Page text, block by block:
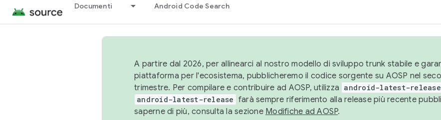
Documenti Android Code Search
A partire dal 2026, per allinearci al nostro modello di sviluppo trunk stabile e
piattaforma per l'ecosistema, pubblicheremo il codice sorgente su AOSP nel
trimestre. Per compilare e contribuire ad AOSP, utilizza android-latest-release
android-latest-release farà sempre riferimento alla release più recente
saperne di più, consulta la sezione Modifiche ad AOSP.